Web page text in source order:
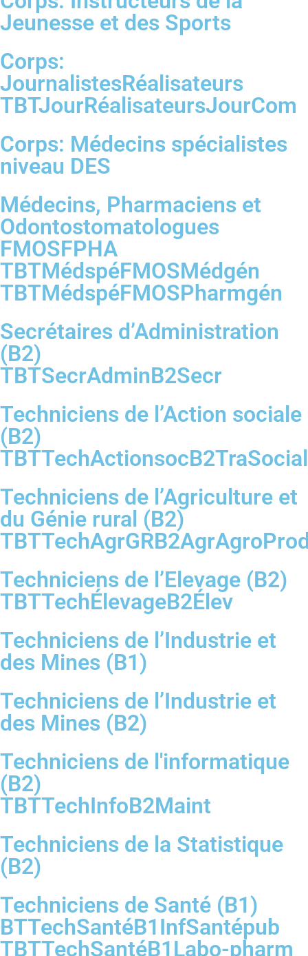
Jeunesse et des Sports
Corps:
JournalistesRéalisateurs
TBTJourRéalisateursJourCom
Corps: Médecins spécialistes
niveau DES
Médecins, Pharmaciens et
Odontostomatologues
FMOSFPHA
TBTMédspéFMOSMédgén
TBTMédspéFMOSPharmgén
Secrétaires d’Administration
(B2)
TBTSecrAdminB2Secr
Techniciens de l’Action sociale
(B2)
TBTTechActionsocB2TraSocial
Techniciens de l’Agriculture et
du Génie rural (B2)
Techniciens de l’Elevage (B2)
TBTTechÉlevageB2Élev
Techniciens de l’Industrie et
des Mines (B1)
Techniciens de l’Industrie et
des Mines (B2)
Techniciens de l'informatique
(B2)
TBTTechInfoB2Maint
Techniciens de la Statistique
(B2)
Techniciens de Santé (B1)
BTTechSantéB1InfSantépub
TBTTechSantéB1Labo-pharm